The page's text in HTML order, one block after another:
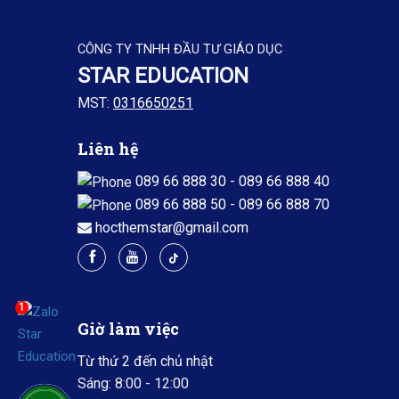
CÔNG TY TNHH ĐẦU TƯ GIÁO DỤC
STAR EDUCATION
MST: 0316650251
Liên hệ
089 66 888 30 - 089 66 888 40
089 66 888 50 - 089 66 888 70
hocthemstar@gmail.com
Giờ làm việc
Từ thứ 2 đến chủ nhật
Sáng: 8:00 - 12:00
1